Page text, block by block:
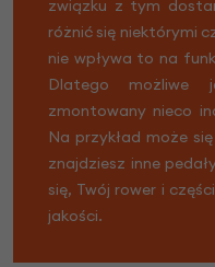
związku z tym
różnić się niektórymi
nie wpływa to na
Dlatego
zmontowany nieco
Na przykład może
znajdziesz inne
się, Twój rower i
jakości.